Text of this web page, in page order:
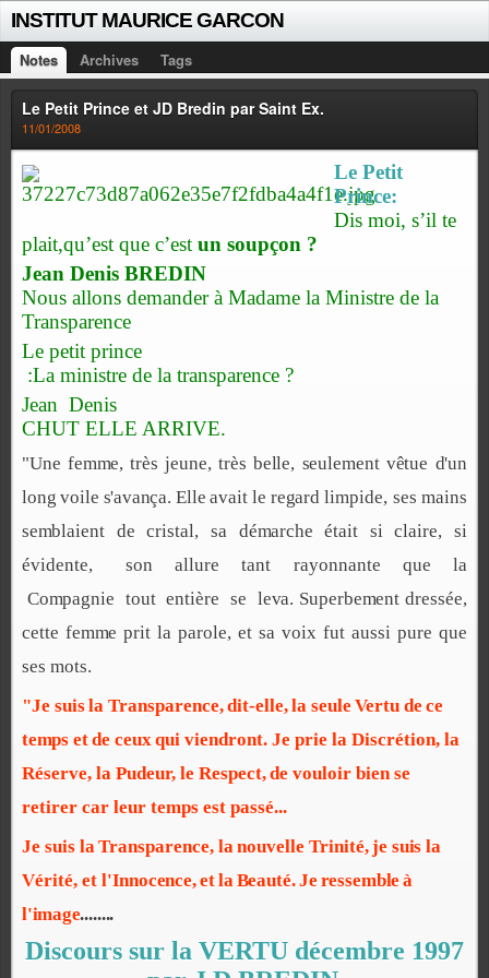
INSTITUT MAURICE GARCON
Notes Archives Tags
Le Petit Prince et JD Bredin par Saint Ex.
11/01/2008
Le Petit
Prince:
Dis moi, s’il te
plait,qu’est que c’est un soupçon ?
Jean Denis BREDIN
Nous allons demander à Madame la Ministre de la
Transparence
Le petit prince
:La ministre de la transparence ?
Jean Denis
CHUT ELLE ARRIVE.
"Une femme, très jeune, très belle, seulement vêtue d'un
long voile s'avança. Elle avait le regard limpide, sesmains
semblaient de cristal, sa démarche était si claire, si
évidente,
son allure tant rayonnante que la
Compagnie tout entièrese leva. Superbement dressée,
cette femme prit la parole, et savoix fut aussi pure que
ses mots.
"Je suisla Transparence,dit-elle,la seule Vertu de ce
temps etde ceuxquiviendront. Je prie la Discrétion, la
Réserve, la Pudeur, le Respect,de vouloir bien se
retirer car leur temps est passé...
Je suis laTransparence, lanouvelle Trinité,je suis la
Vérité, et l'Innocence,etlaBeauté.Je ressemble à
l'image........
Discours sur la VERTU décembre 1997